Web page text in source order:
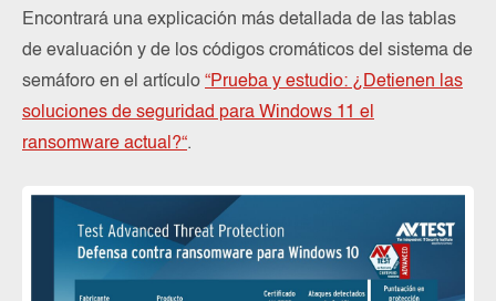
Encontrará una explicación más detallada de las tablas
de evaluación y de los códigos cromáticos del sistema de
semáforo en el artículo “Prueba y estudio: ¿Detienen las
soluciones de seguridad para Windows 11 el
ransomware actual?“.